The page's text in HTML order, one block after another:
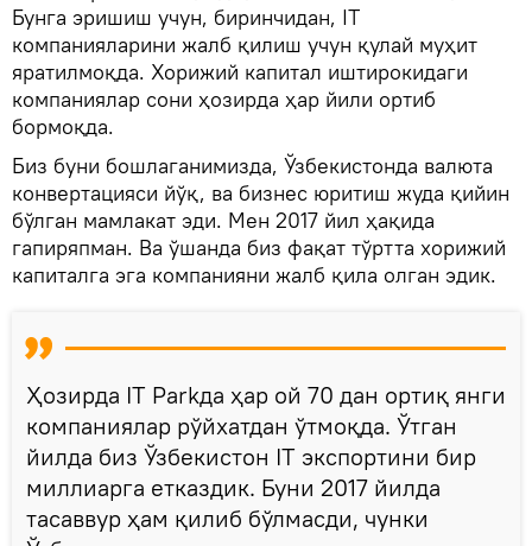
Бунга эришиш учун, биринчидан, IT
компанияларини жалб қилиш учун қулай муҳит
яратилмоқда. Хорижий капитал иштирокидаги
компаниялар сони ҳозирда ҳар йили ортиб
бормоқда.
Биз буни бошлаганимизда, Ўзбекистонда валюта
конвертацияси йўқ, ва бизнес юритиш жуда қийин
бўлган мамлакат эди. Мен 2017 йил ҳақида
гапиряпман. Ва ўшанда биз фақат тўртта хорижий
капиталга эга компанияни жалб қила олган эдик.
Ҳозирда IT Parkда ҳар ой 70 дан ортиқ янги
компаниялар рўйхатдан ўтмоқда. Ўтган
йилда биз Ўзбекистон IT экспортини бир
миллиарга етказдик. Буни 2017 йилда
тасаввур ҳам қилиб бўлмасди, чунки